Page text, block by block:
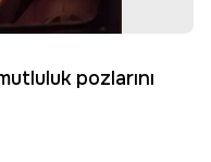
pozlarını